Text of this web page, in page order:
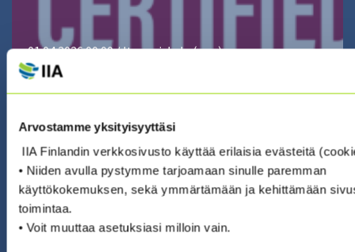
Arvostamme yksityisyyttäsi
IIA Finlandin verkkosivusto käyttää erilaisia evästeitä
• Niiden avulla pystymme tarjoamaan sinulle paremman
käyttökokemuksen, sekä ymmärtämään ja kehittämään
toimintaa.
• Voit muuttaa asetuksiasi milloin vain.
01.04.2026 00:00 / Itseopiskelu (eng)
CIA CHALLENGE EXAM 2026 –
VALMISTAUDU BECKERIN REVIEW -
OPPIMISALUSTALLA
ILMOITTAUDU ›